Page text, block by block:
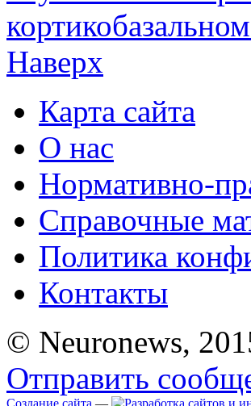
Наверх
Карта сайта
О нас
Нормативно-
Справочные
Политика
Контакты
© Neuronews,
Отправить